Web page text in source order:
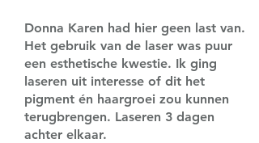
Donna Karen had hier geen last van.
Het gebruik van de laser was puur
een esthetische kwestie. Ik ging
laseren uit interesse of dit het
pigment én haargroei zou kunnen
terugbrengen. Laseren 3 dagen
achter elkaar.